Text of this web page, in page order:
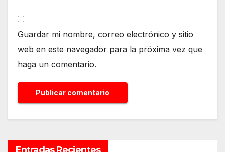
Guardar mi nombre, correo electrónico y sitio
web en este navegador para la próxima vez que
haga un comentario.